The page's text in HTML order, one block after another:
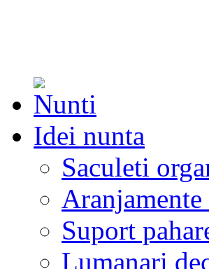
Idei nunta
Saculeti
Suport
Lumanari